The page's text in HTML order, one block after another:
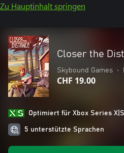
Zu Hauptinhalt springen
Closer the
Skybound Games •
CHF 19.00
Optimiert für Xbox Series X|S
5 unterstützte Sprachen